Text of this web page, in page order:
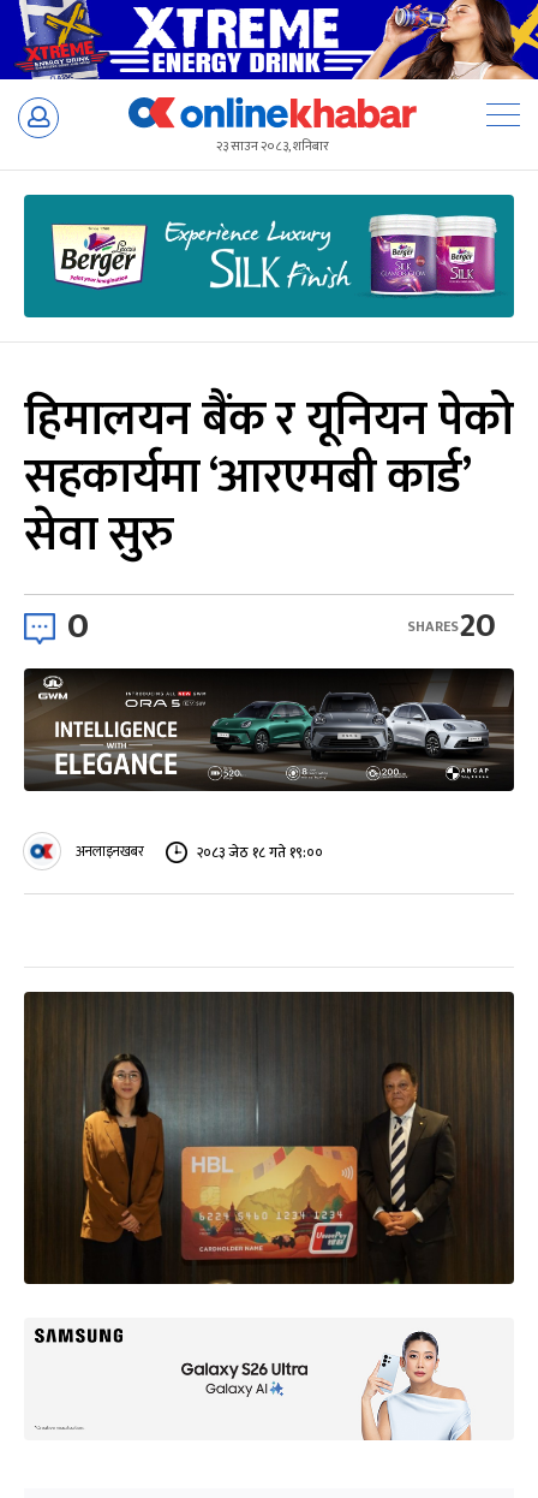
Skip
२३ साउन २०८३, शनिबार
हिमालयन बैंक र यूनियन पेको
सहकार्यमा ‘आरएमबी कार्ड’
सेवा सुरु
0 20
SHARES
अनलाइनखबर २०८३ जेठ १८ गते १९:००